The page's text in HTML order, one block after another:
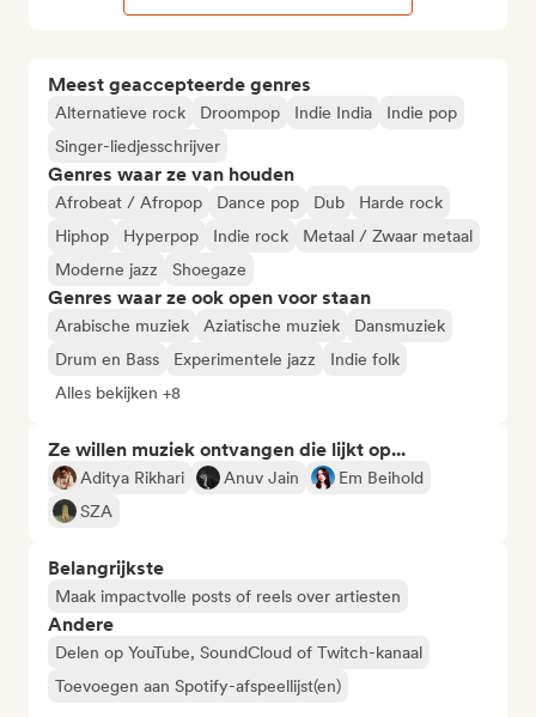
Meest geaccepteerde genres
Alternatieve rock Droompop Indie India
Indie pop
Singer-liedjesschrijver
Genres waar ze van houden
Afrobeat / Afropop Dance pop Dub
Harde rock
Hiphop
Hyperpop Indie rock
Metaal / Zwaar metaal
Moderne jazz
Shoegaze
Genres waar ze ook open voor staan
Arabische muziek Aziatische muziek
Dansmuziek
Drum en Bass
Experimentele jazz
Indie folk
Alles bekijken +8
Ze willen muziek ontvangen die lijkt op...
Aditya Rikhari Anuv Jain
Em Beihold
SZA
Belangrijkste
Maak impactvolle posts of reels over artiesten
Andere
Delen op YouTube, SoundCloud of Twitch-kanaal
Toevoegen aan Spotify-afspeellijst(en)